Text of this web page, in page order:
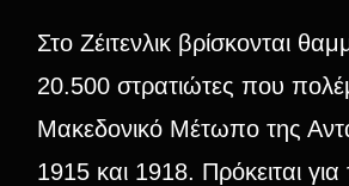
Στο Ζέιτενλικ βρίσκονται
20.500 στρατιώτες που
Μακεδονικό Μέτωπο της
1915 και 1918. Πρόκειται για